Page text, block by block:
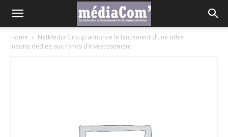
Home
NetMedia Group annonce le lancement d’une offre
inédite dédiée aux fonds d’investissement